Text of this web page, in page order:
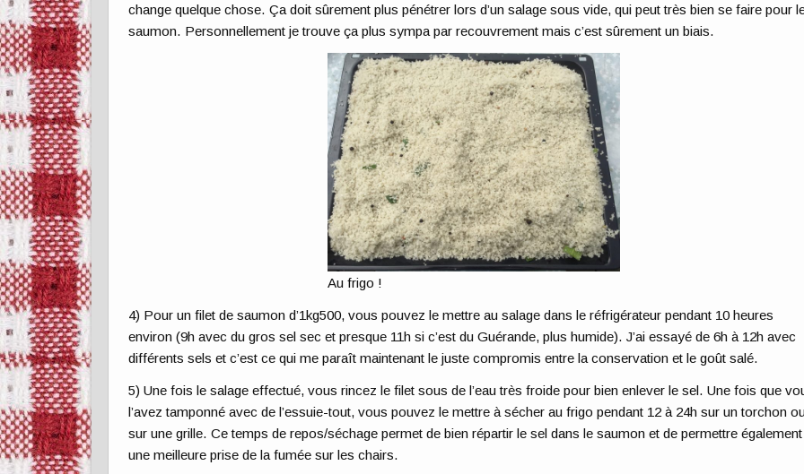
change quelque chose. Ça doit sûrement plus pénétrer lors d’un salage sous vide, qui peut très bien se faire pour
saumon. Personnellement je trouve ça plus sympa par recouvrement mais c’est sûrement un biais.
Au frigo !
4) Pour un filet de saumon d’1kg500, vous pouvez le mettre au salage dans le réfrigérateur pendant 10 heures
environ (9h avec du gros sel sec et presque 11h si c’est du Guérande, plus humide). J’ai essayé de 6h à 12h avec
différents sels et c’est ce qui me paraît maintenant le juste compromis entre la conservation et le goût salé.
5) Une fois le salage effectué, vous rincez le filet sous de l’eau très froide pour bien enlever le sel. Une fois que
l’avez tamponné avec de l’essuie-tout, vous pouvez le mettre à sécher au frigo pendant 12 à 24h sur un torchon
sur une grille. Ce temps de repos/séchage permet de bien répartir le sel dans le saumon et de permettre également
une meilleure prise de la fumée sur les chairs.